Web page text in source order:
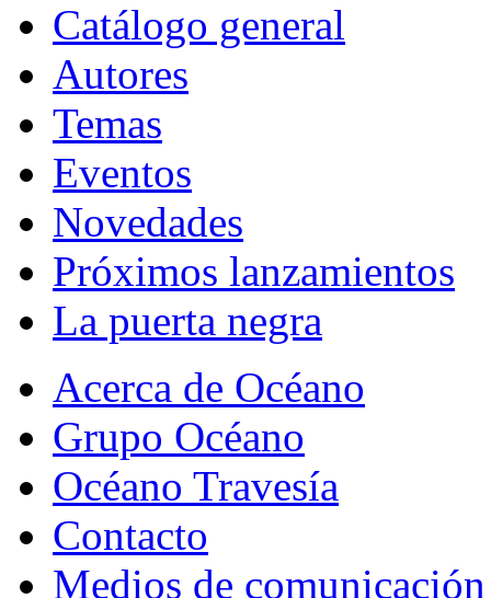
Catálogo general
Autores
Temas
Eventos
Novedades
Próximos lanzamientos
La puerta negra
Acerca de Océano
Grupo Océano
Océano Travesía
Contacto
Medios de comunicación